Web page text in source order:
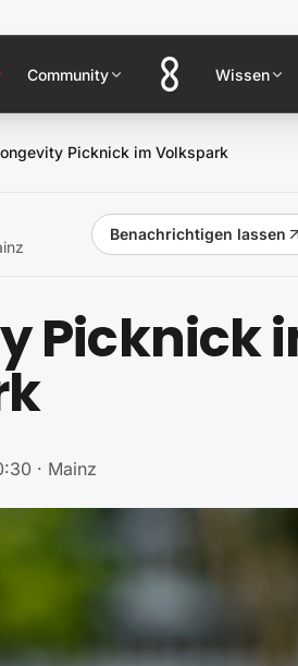
Community Wissen
Picknick im Volkspark
Benachrichtigen lassen
Picknick
· Mainz